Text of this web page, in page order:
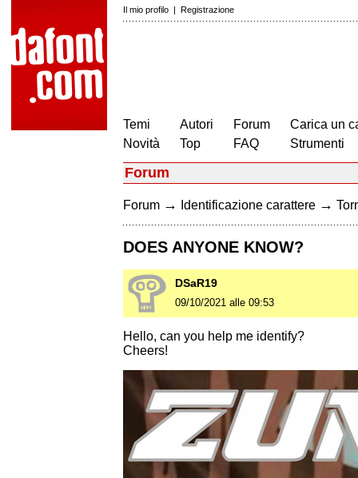
Il mio profilo | Registrazione
Temi
Novità
Autori
Top
Forum
FAQ
Carica un
Strumenti
Forum
Forum → Identificazione carattere →
DOES ANYONE KNOW?
DSaR19
09/10/2021 alle 09:53
Hello, can you help me identify?
Cheers!